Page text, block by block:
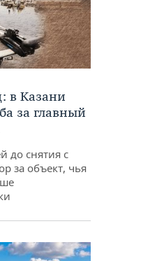
в Казани
за главный
до снятия с
за объект, чья